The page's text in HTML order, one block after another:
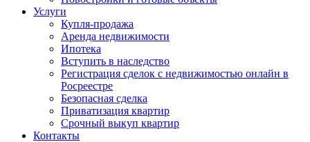
Услуги
Купля-продажа
Аренда недвижимости
Ипотека
Вступить в наследство
Регистрация сделок с недвижимостью онлайн в
Росреестре
Безопасная сделка
Приватизация квартир
Срочный выкуп квартир
Контакты